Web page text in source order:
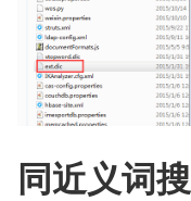
同近义词